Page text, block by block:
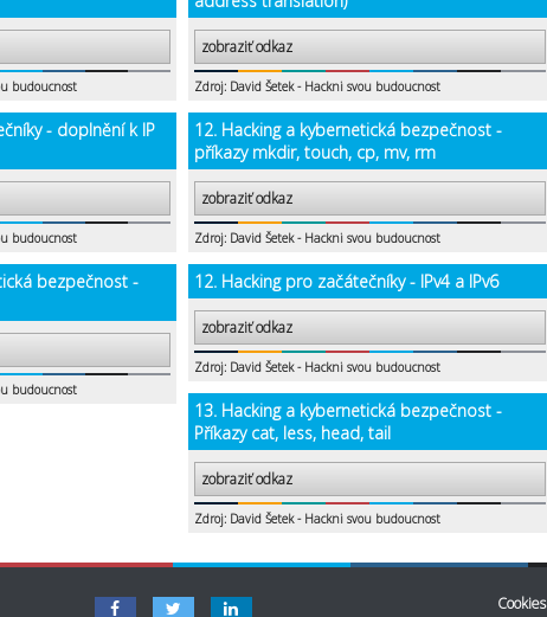
budoucnost
- doplnění k IP
budoucnost
bezpečnost -
budoucnost
zobraziť odkaz
Zdroj: David Šetek - Hackni svou budoucnost
12. Hacking a kybernetická bezpečnost -
příkazy mkdir, touch, cp, mv, rm
zobraziť odkaz
Zdroj: David Šetek - Hackni svou budoucnost
12. Hacking pro začátečníky - IPv4 a IPv6
zobraziť odkaz
Zdroj: David Šetek - Hackni svou budoucnost
13. Hacking a kybernetická bezpečnost -
Příkazy cat, less, head, tail
zobraziť odkaz
Zdroj: David Šetek - Hackni svou budoucnost
Cookies